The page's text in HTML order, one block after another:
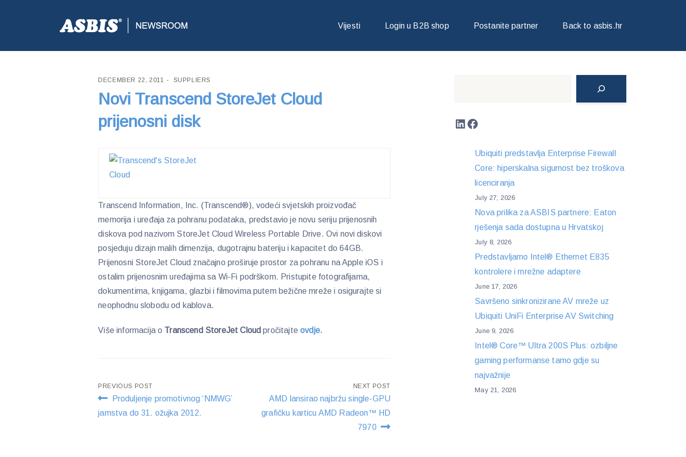
Vijesti Login u B2B shop Postanite partner Back to asbis.hr
ASBIS CROATIA>SUPPLIERS> NOVI TRANSCEND STOREJET CLOUD PRIJENOSNI DISK
DECEMBER 22, 2011 SUPPLIERS
Novi Transcend StoreJet Cloud
prijenosni disk
Transcend Information, Inc. (Transcend®), vodeći svjetskih proizvođač
memorija i uređaja za pohranu podataka, predstavio je novu seriju prijenosnih
diskova pod nazivom StoreJet Cloud Wireless Portable Drive. Ovi novi diskovi
posjeduju dizajn malih dimenzija, dugotrajnu bateriju i kapacitet do 64GB.
Prijenosni StoreJet Cloud značajno proširuje prostor za pohranu na Apple iOS i
ostalim prijenosnim uređajima sa Wi-Fi podrškom. Pristupite fotografijama,
dokumentima, knjigama, glazbi i filmovima putem bežične mreže i osigurajte si
neophodnu slobodu od kablova.
Više informacija o Transcend StoreJet Cloudpročitajteovdje.
Post
navigation
PREVIOUS POST
Produljenje promotivnog ‘NMWG’
jamstva do 31. ožujka 2012.
NEXT POST
AMD lansirao najbržu single-GPU
grafičku karticu AMD Radeon™ HD
7970
LinkedIn
Facebook
Ubiquiti predstavlja Enterprise Firewall
Core: hiperskalna sigurnost bez troškova
licenciranja
July 27, 2026
Nova prilika za ASBIS partnere: Eaton
rješenja sada dostupna u Hrvatskoj
July 8, 2026
Predstavljamo Intel® Ethernet E835
kontrolere i mrežne adaptere
June 17, 2026
Savršeno sinkronizirane AV mreže uz
Ubiquiti UniFi Enterprise AV Switching
June 9, 2026
Intel® Core™ Ultra 200S Plus: ozbiljne
gaming performanse tamo gdje su
najvažnije
May 21, 2026